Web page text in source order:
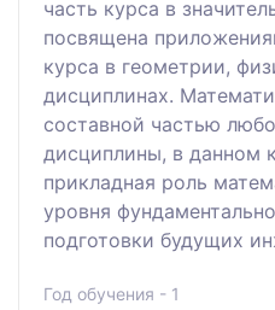
часть курса в
посвящена
курса в геометрии,
дисциплинах.
составной частью
дисциплины, в данном
прикладная роль
уровня
подготовки будущих
Год обучения - 1